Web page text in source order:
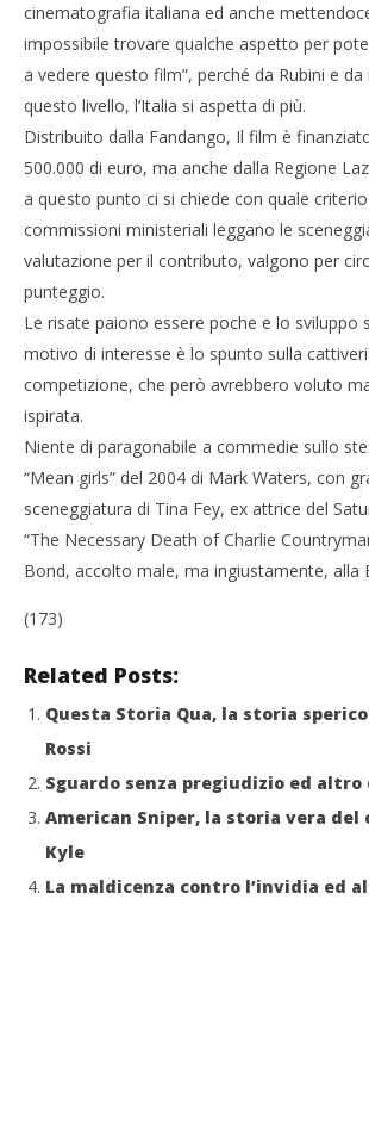
cinematografia italiana ed anche
impossibile trovare qualche aspetto per
a vedere questo film”, perché da Rubini e
questo livello, l’Italia si aspetta di più.
Distribuito dalla Fandango, Il film è
500.000 di euro, ma anche dalla Regione
a questo punto ci si chiede con quale
commissioni ministeriali leggano le
valutazione per il contributo, valgono per
punteggio.
Le risate paiono essere poche e lo sviluppo
motivo di interesse è lo spunto sulla
competizione, che però avrebbero voluto
ispirata.
Niente di paragonabile a commedie sullo
“Mean girls” del 2004 di Mark Waters, con
sceneggiatura di Tina Fey, ex attrice del
“The Necessary Death of Charlie
Bond, accolto male, ma ingiustamente, alla
(173)
Related Posts:
Questa Storia Qua, la storia
Rossi
Sguardo senza pregiudizio ed altro
American Sniper, la storia vera del
Kyle
La maldicenza contro l’invidia ed